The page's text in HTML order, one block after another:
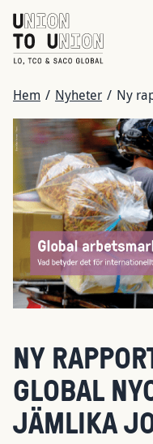
Hoppa
till
huvudinnehåll
LÄNKSTIG
Hem / Nyheter / Ny
Bild
NY
GLOBAL
JÄMLIKA